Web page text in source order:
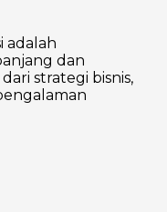
adalah
dan
strategi bisnis,